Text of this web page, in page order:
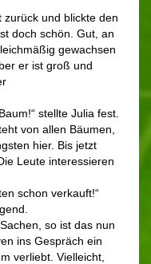
zurück und blickte den
doch schön. Gut, an
gewachsen
er ist groß und
stellte Julia fest.
von allen Bäumen,
hier. Bis jetzt
Leute interessieren
schon verkauft!“
so ist das nun
ins Gespräch ein
verliebt. Vielleicht,